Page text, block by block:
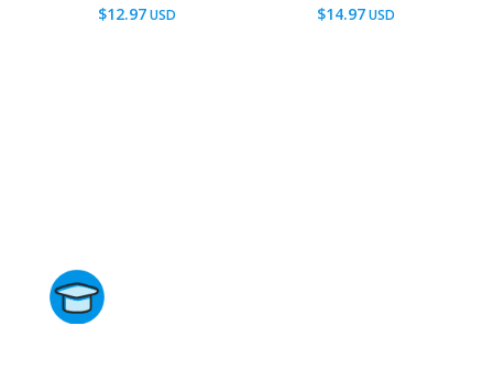
$12.97 $14.97